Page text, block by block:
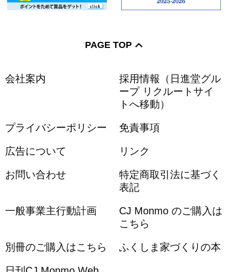
PAGE TOP
会社案内
採用情報（日進堂グル
ープ リクルートサイ
トへ移動）
プライバシーポリシー 免責事項
広告について リンク
お問い合わせ
特定商取引法に基づく
表記
一般事業主行動計画
CJ Monmo のご購入は
こちら
別冊のご購入はこちら ふくしま家づくりの本